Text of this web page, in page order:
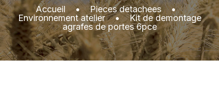
Accueil •Pieces detachees •
Environnement atelier•Kit de demontage
agrafes de portes 6pce